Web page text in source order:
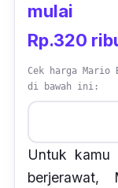
mulai
Rp.320
Cek harga Mario
di bawah ini:
Untuk
berjerawat,